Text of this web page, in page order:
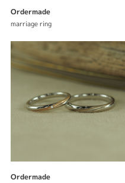
Ordermade
marriage ring
Ordermade